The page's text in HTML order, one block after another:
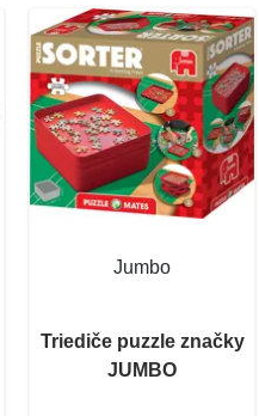
Jumbo
Triediče puzzle značky
JUMBO